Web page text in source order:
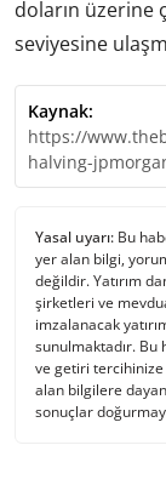
doların üzerine
seviyesine
Kaynak:
https://
halving-
Yasal uyarı: Bu
yer alan bilgi,
değildir. Yatırım
şirketleri ve
imzalanacak
sunulmaktadır.
ve getiri
alan bilgilere
sonuçlar